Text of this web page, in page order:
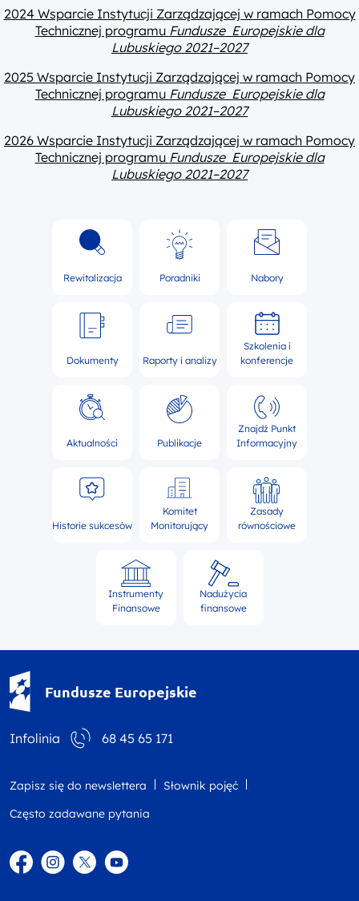
2024 Wsparcie Instytucji Zarządzającej w ramach Pomocy
Technicznej programu Fundusze Europejskie dla
Lubuskiego 2021–2027
2025 Wsparcie Instytucji Zarządzającej w ramach Pomocy
Technicznej programu Fundusze Europejskie dla
Lubuskiego 2021–2027
2026 Wsparcie Instytucji Zarządzającej w ramach Pomocy
Technicznej programu Fundusze Europejskie dla
Lubuskiego 2021–2027
Rewitalizacja Poradniki Nabory
Dokumenty Raporty i analizy
Szkolenia i
konferencje
Aktualności Publikacje
Znajdź Punkt
Informacyjny
Historie sukcesów
Komitet
Monitorujący
Zasady
równościowe
Instrumenty
Finansowe
Nadużycia
finansowe
Fundusze Europejskie
Infolinia 68 45 65 171
Zapisz się do newslettera
Słownik pojęć
Często zadawane pytania
FacebookInstagram
TwitterYouTube